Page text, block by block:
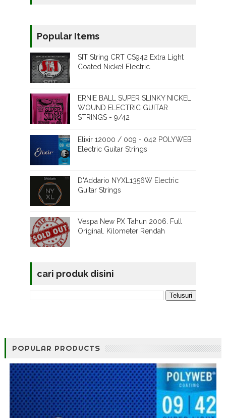
Popular Items
SIT String CRT CS942 Extra Light
Coated Nickel Electric.
ERNIE BALL SUPER SLINKY NICKEL
WOUND ELECTRIC GUITAR
STRINGS - 9/42
Elixir 12000 / 009 - 042 POLYWEB
Electric Guitar Strings
D'Addario NYXL1356W Electric
Guitar Strings
Vespa New PX Tahun 2006. Full
Original. Kilometer Rendah
cari produk disini
POPULAR PRODUCTS